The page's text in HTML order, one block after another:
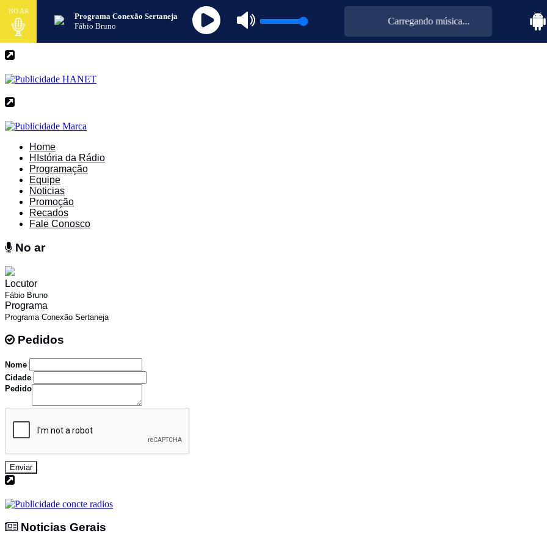
NO AR
Programa Conexão Sertaneja
Fábio Bruno
Carregando música...
Home
HIstória da Rádio
Programação
Equipe
Noticias
Promoção
Recados
Fale Conosco
No ar
Locutor
Fábio Bruno
Programa
Programa Conexão Sertaneja
Pedidos
Nome
Cidade
Pedido
Enviar
Noticias Gerais